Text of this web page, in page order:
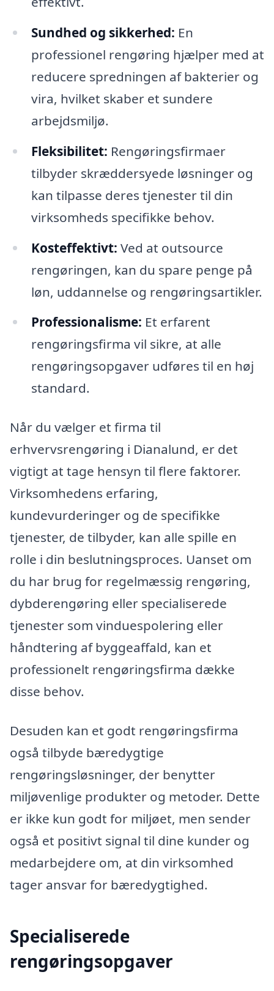
Sundhed og sikkerhed: En
professionel rengøring hjælper med at
reducere spredningen af bakterier og
vira, hvilket skaber et sundere
arbejdsmiljø.
Fleksibilitet: Rengøringsfirmaer
tilbyder skræddersyede løsninger og
kan tilpasse deres tjenester til din
virksomheds specifikke behov.
Kosteffektivt: Ved at outsource
rengøringen, kan du spare penge på
løn, uddannelse og rengøringsartikler.
Professionalisme: Et erfarent
rengøringsfirma vil sikre, at alle
rengøringsopgaver udføres til en høj
standard.
Når du vælger et firma til
erhvervsrengøring i Dianalund, er det
vigtigt at tage hensyn til flere faktorer.
Virksomhedens erfaring,
kundevurderinger og de specifikke
tjenester, de tilbyder, kan alle spille en
rolle i din beslutningsproces. Uanset om
du har brug for regelmæssig rengøring,
dybderengøring eller specialiserede
tjenester som vinduespolering eller
håndtering af byggeaffald, kan et
professionelt rengøringsfirma dække
disse behov.
Desuden kan et godt rengøringsfirma
også tilbyde bæredygtige
rengøringsløsninger, der benytter
miljøvenlige produkter og metoder. Dette
er ikke kun godt for miljøet, men sender
også et positivt signal til dine kunder og
medarbejdere om, at din virksomhed
tager ansvar for bæredygtighed.
Specialiserede
rengøringsopgaver